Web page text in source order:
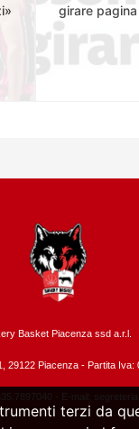
girare pagina
Basket Piacenza ssd a.r.l.
29122 Piacenza - Partita Iva:
- E-mail:
terzi da